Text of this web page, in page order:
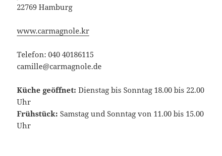
22769 Hamburg
www.carmagnole.kr
Telefon: 040 40186115
camille@carmagnole.de
Küche geöffnet:Dienstag bis Sonntag 18.00 bis 22.00
Uhr
Frühstück:Samstag und Sonntag von 11.00 bis 15.00
Uhr